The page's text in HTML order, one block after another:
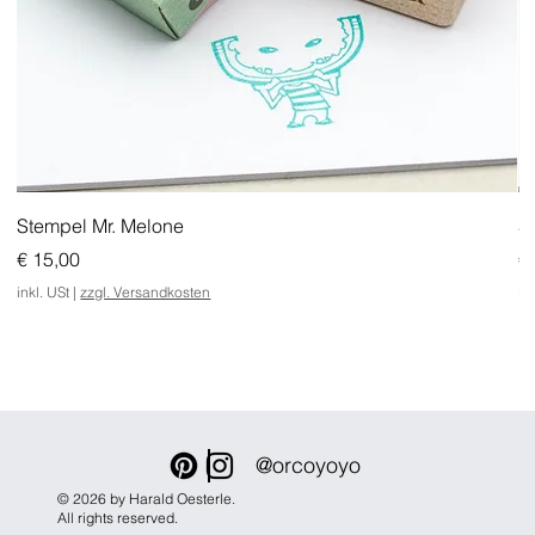
Stempel Mr. Melone
Preis
€ 15,00
inkl. USt |zzgl. Versandkosten
€
@orcoyoyo
© 2026 by Harald Oesterle.
All rights reserved.